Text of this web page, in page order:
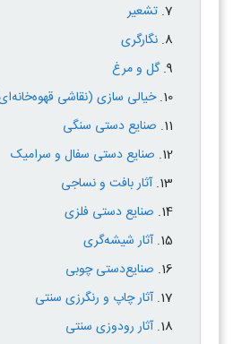
تشعير
نگارگری
گل و مرغ
خيالی سازی (نقاشی
صنایع دستی سنگی
صنایع دستی سفال و سرامیک
آثار بافت و نساجی
صنایع دستی فلزی
آثار شیشه‌گری
صنایع‌دستی چوبی
آثار چاپ و رنگرزی سنتی
آثار رودوزی سنتی